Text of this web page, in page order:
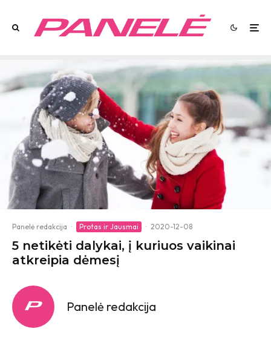
Panelė redakcija · Protas ir Jausmai · 2020-12-08
5 netikėti dalykai, į kuriuos vaikinai
atkreipia dėmesį
Panelė redakcija